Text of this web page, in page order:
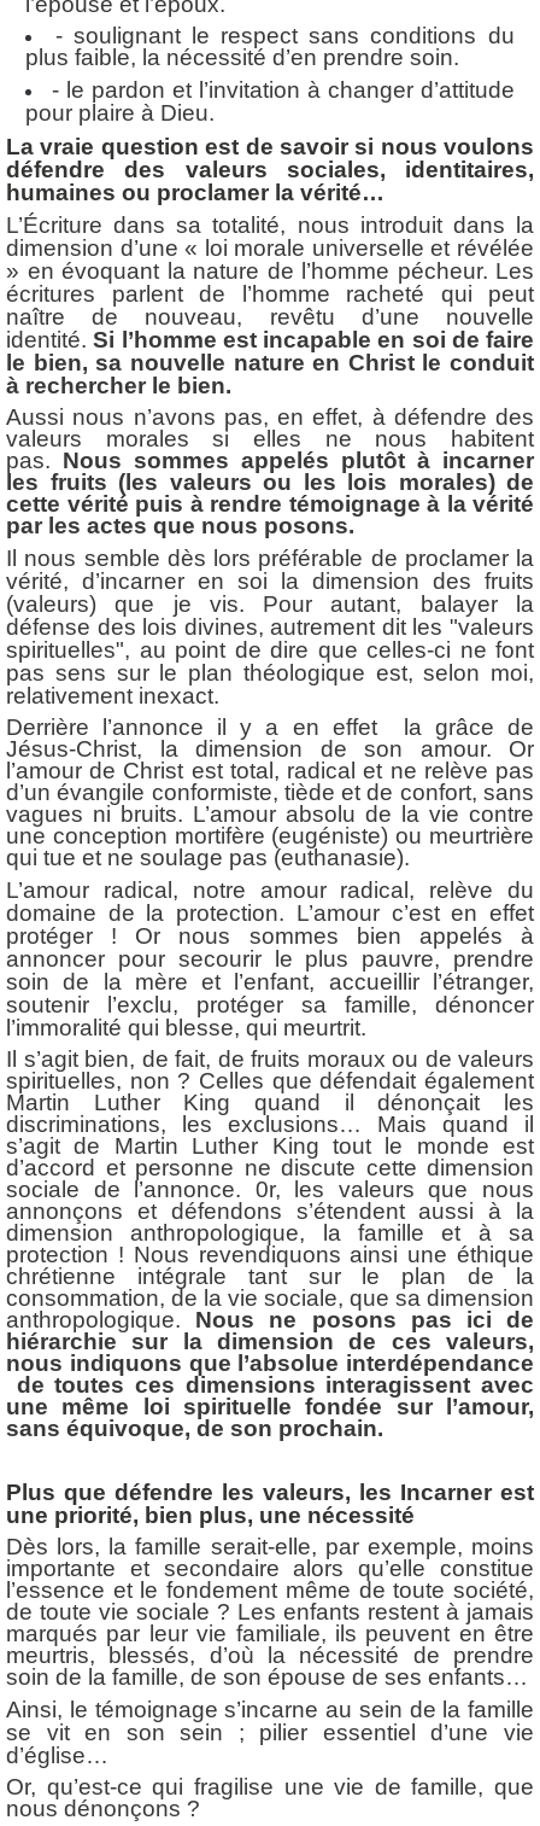
- soulignant le respect sans conditions du
plus faible, la nécessité d’en prendre soin.
- le pardon et l’invitation à changer d’attitude
pour plaire à Dieu.
La vraie question est de savoir si nous voulons
défendre des valeurs sociales, identitaires,
humaines ou proclamer la vérité…
L’Écriture dans sa totalité, nous introduit dans la
dimension d’une « loi morale universelle et révélée
» en évoquant la nature de l’homme pécheur. Les
écritures parlent de l’homme racheté qui peut
naître de nouveau, revêtu d’une nouvelle
identité.Si l’homme est incapable en soi de faire
le bien, sa nouvelle nature en Christ le conduit
à rechercher le bien.
Aussi nous n’avons pas, en effet, à défendre des
valeurs morales si elles ne nous habitent
pas. Nous sommes appelés plutôt à incarner
les fruits (les valeurs ou les lois morales) de
cette vérité puis à rendre témoignage à la vérité
par les actes que nous posons.
Il nous semble dès lors préférable de proclamer la
vérité, d’incarner en soi la dimension des fruits
(valeurs) que je vis. Pour autant, balayer la
défense des lois divines, autrement dit les "valeurs
spirituelles", au point de dire que celles-ci ne font
pas sens sur le plan théologique est, selon moi,
relativement inexact.
Derrière l’annonce il y a en effet la grâce de
Jésus-Christ, la dimension de son amour. Or
l’amour de Christ est total, radical et ne relève pas
d’un évangile conformiste, tiède et de confort, sans
vagues ni bruits. L’amour absolu de la vie contre
une conception mortifère (eugéniste) ou meurtrière
qui tue et ne soulage pas (euthanasie).
L’amour radical, notre amour radical, relève du
domaine de la protection. L’amour c’est en effet
protéger ! Or nous sommes bien appelés à
annoncer pour secourir le plus pauvre, prendre
soin de la mère et l’enfant, accueillir l’étranger,
soutenir l’exclu, protéger sa famille, dénoncer
l’immoralité qui blesse, qui meurtrit.
Il s’agit bien, de fait, de fruits moraux ou de valeurs
spirituelles, non ? Celles que défendait également
Martin Luther King quand il dénonçait les
discriminations, les exclusions… Mais quand il
s’agit de Martin Luther King tout le monde est
d’accord et personne ne discute cette dimension
sociale de l’annonce. 0r, les valeurs que nous
annonçons et défendons s’étendent aussi à la
dimension anthropologique, la famille et à sa
protection ! Nous revendiquons ainsi une éthique
chrétienne intégrale tant sur le plan de la
consommation, de la vie sociale, que sa dimension
anthropologique. Nous ne posons pas ici de
hiérarchie sur la dimension de ces valeurs,
nous indiquons que l’absolue interdépendance
de toutes ces dimensions interagissent avec
une même loi spirituelle fondée sur l’amour,
sans équivoque, de son prochain.
Plus que défendre les valeurs, les Incarner est
une priorité, bien plus, une nécessité
Dès lors, la famille serait-elle, par exemple, moins
importante et secondaire alors qu’elle constitue
l’essence et le fondement même de toute société,
de toute vie sociale ? Les enfants restent à jamais
marqués par leur vie familiale, ils peuvent en être
meurtris, blessés, d’où la nécessité de prendre
soin de la famille, de son épouse de ses enfants…
Ainsi, le témoignage s’incarne au sein de la famille
se vit en son sein ; pilier essentiel d’une vie
d’église…
Or, qu’est-ce qui fragilise une vie de famille, que
nous dénonçons ?